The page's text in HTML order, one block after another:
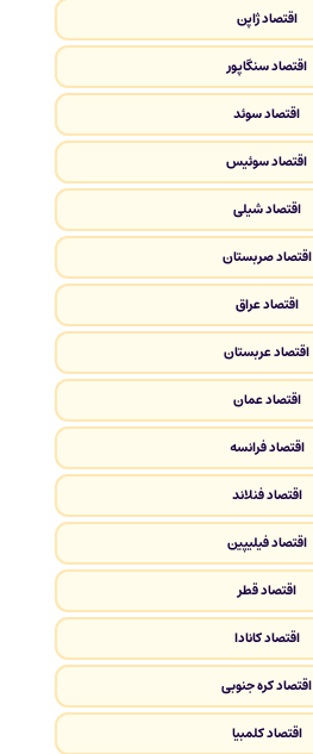
اقتصاد ژاپن
اقتصاد سنگاپور
اقتصاد سوئد
اقتصاد سوئیس
اقتصاد شیلی
اقتصاد صربستان
اقتصاد عراق
اقتصاد عربستان
اقتصاد عمان
اقتصاد فرانسه
اقتصاد فنلاند
اقتصاد فیلیپین
اقتصاد قطر
اقتصاد کانادا
اقتصاد کره جنوبی
اقتصاد کلمبیا